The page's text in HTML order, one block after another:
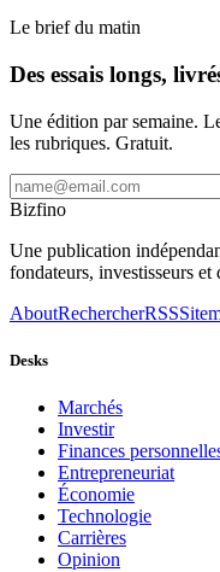
Le brief du matin
Des essais longs,
Une édition par semaine.
les rubriques. Gratuit.
Bizfino
Une publication
fondateurs, investisseurs et
AboutRechercherRSS
Desks
Marchés
Investir
Finances
Entrepreneuriat
Économie
Technologie
Carrières
Opinion